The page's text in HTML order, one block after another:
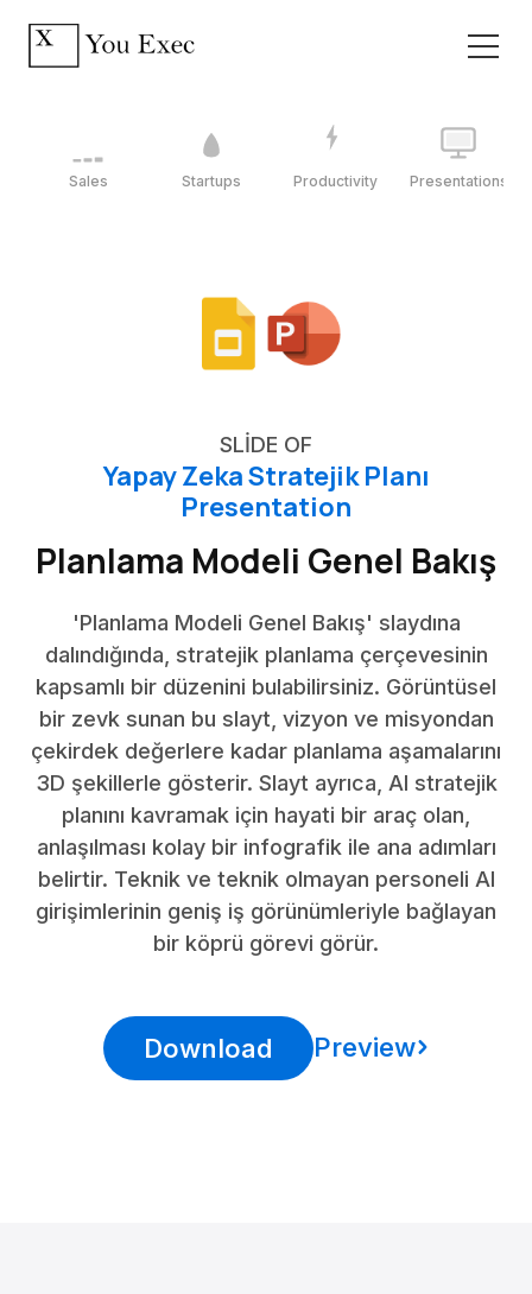
Sales Startups Productivity Presentations
SLIDE OF
Yapay Zeka Stratejik Planı
Presentation
Planlama Modeli Genel Bakış
'Planlama Modeli Genel Bakış' slaydına
dalındığında, stratejik planlama çerçevesinin
kapsamlı bir düzenini bulabilirsiniz. Görüntüsel
bir zevk sunan bu slayt, vizyon ve misyondan
çekirdek değerlere kadar planlama aşamalarını
3D şekillerle gösterir. Slayt ayrıca, AI stratejik
planını kavramak için hayati bir araç olan,
anlaşılması kolay bir infografik ile ana adımları
belirtir. Teknik ve teknik olmayan personeli AI
girişimlerinin geniş iş görünümleriyle bağlayan
bir köprü görevi görür.
Download Preview